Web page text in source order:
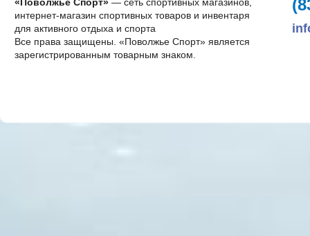
интернет-магазин спортивных товаров и инвентаря
для активного отдыха и спорта
Все права защищены. «Поволжье Спорт» является
зарегистрированным товарным знаком.